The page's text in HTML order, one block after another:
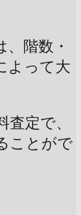
階数・
よって大
定で、
ことがで